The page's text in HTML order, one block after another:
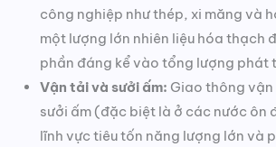
công nghiệp như thép, xi măng và
một lượng lớn nhiên liệu hóa thạch
phần đáng kể vào tổng lượng phát
Vận tải và sưởi ấm: Giao thông
sưởi ấm (đặc biệt là ở các nước ôn
lĩnh vực tiêu tốn năng lượng lớn và